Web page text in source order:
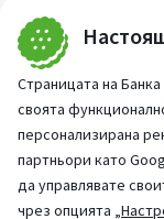
Страницата на
своята
персонализирана
партньори като
да управлявате
чрез опцията
При